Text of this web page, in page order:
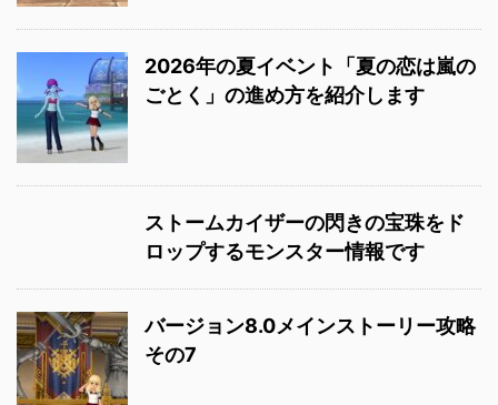
2026年の夏イベント「夏の恋は嵐の
ごとく」の進め方を紹介します
ストームカイザーの閃きの宝珠をド
ロップするモンスター情報です
バージョン8.0メインストーリー攻略
その7